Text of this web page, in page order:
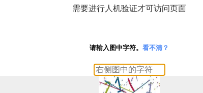
需要进行人机验证才可访问页面
请输入图中字符。 看不清？